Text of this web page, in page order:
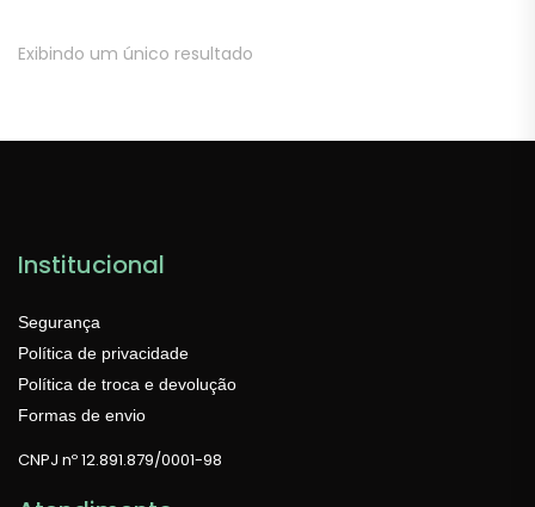
Exibindo um único resultado
Institucional
Segurança
Política de privacidade
Política de troca e devolução
Formas de envio
CNPJ nº 12.891.879/0001-98